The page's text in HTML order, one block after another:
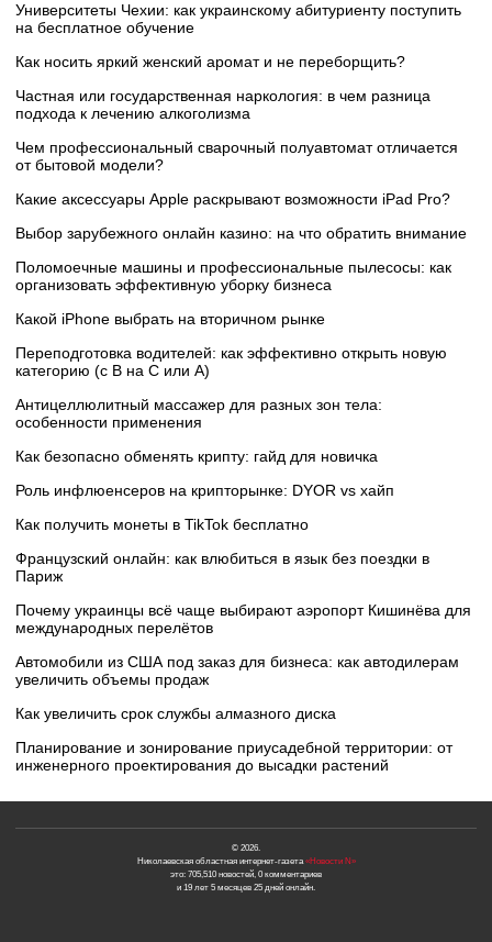
Университеты Чехии: как украинскому абитуриенту поступить
на бесплатное обучение
Как носить яркий женский аромат и не переборщить?
Частная или государственная наркология: в чем разница
подхода к лечению алкоголизма
Чем профессиональный сварочный полуавтомат отличается
от бытовой модели?
Какие аксессуары Apple раскрывают возможности iPad Pro?
Выбор зарубежного онлайн казино: на что обратить внимание
Поломоечные машины и профессиональные пылесосы: как
организовать эффективную уборку бизнеса
Какой iPhone выбрать на вторичном рынке
Переподготовка водителей: как эффективно открыть новую
категорию (с B на C или А)
Антицеллюлитный массажер для разных зон тела:
особенности применения
Как безопасно обменять крипту: гайд для новичка
Роль инфлюенсеров на крипторынке: DYOR vs хайп
Как получить монеты в TikTok бесплатно
Французский онлайн: как влюбиться в язык без поездки в
Париж
Почему украинцы всё чаще выбирают аэропорт Кишинёва для
международных перелётов
Автомобили из США под заказ для бизнеса: как автодилерам
увеличить объемы продаж
Как увеличить срок службы алмазного диска
Планирование и зонирование приусадебной территории: от
инженерного проектирования до высадки растений
© 2026.
Николаевская областная интернет-газета«Новости N»
это: 705,510 новостей, 0 комментариев
и 19 лет 5 месяцев 25 дней онлайн.